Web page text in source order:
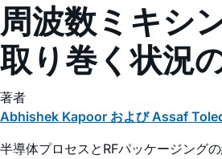
周波数ミキシ
取り巻く状況
著者
Abhishek Kapoor および Assaf
半導体プロセスとRFパッケージング